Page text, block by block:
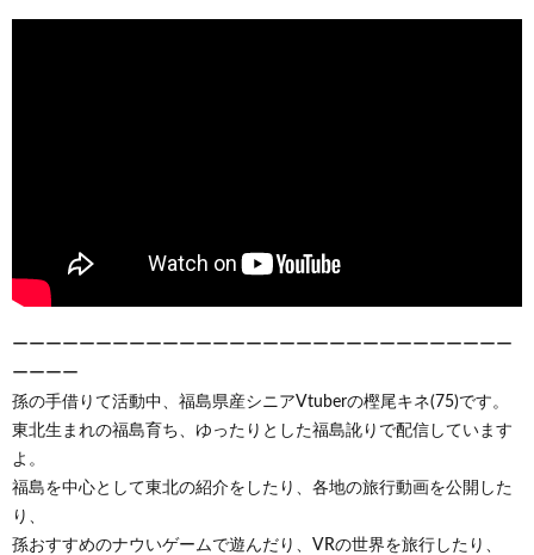
ーーーーーーーーーーーーーーーーーーーーーーーーーーーーーー
ーーーー
孫の手借りて活動中、福島県産シニアVtuberの樫尾キネ(75)です。
東北生まれの福島育ち、ゆったりとした福島訛りで配信しています
よ。
福島を中心として東北の紹介をしたり、各地の旅行動画を公開した
り、
孫おすすめのナウいゲームで遊んだり、VRの世界を旅行したり、